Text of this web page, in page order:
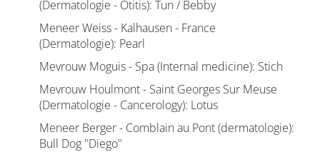
(Dermatologie - Otitis): Tun / Bebby
Meneer Weiss - Kalhausen - France
(Dermatologie): Pearl
Mevrouw Moguis - Spa (Internal medicine): Stich
Mevrouw Houlmont - Saint Georges Sur Meuse
(Dermatologie - Cancerology): Lotus
Meneer Berger - Comblain au Pont (dermatologie):
Bull Dog "Diego"